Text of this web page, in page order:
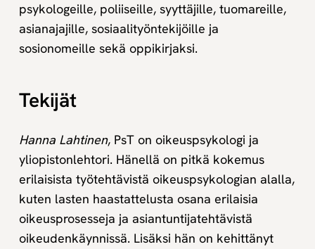
psykologeille, poliiseille, syyttäjille, tuomareille,
asianajajille, sosiaalityöntekijöille ja
sosionomeille sekä oppikirjaksi.
Tekijät
Hanna Lahtinen, PsT on oikeuspsykologi ja
yliopistonlehtori. Hänellä on pitkä kokemus
erilaisista työtehtävistä oikeuspsykologian alalla,
kuten lasten haastattelusta osana erilaisia
oikeusprosesseja ja asiantuntijatehtävistä
oikeudenkäynnissä. Lisäksi hän on kehittänyt